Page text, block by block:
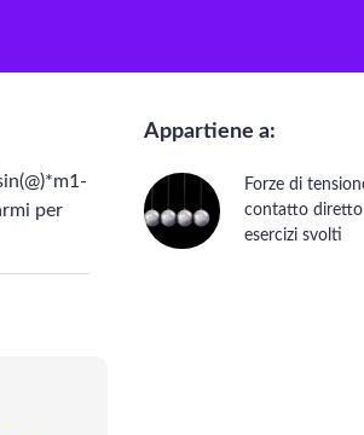
per
Appartiene a:
Forze di
contatto diretto
esercizi svolti